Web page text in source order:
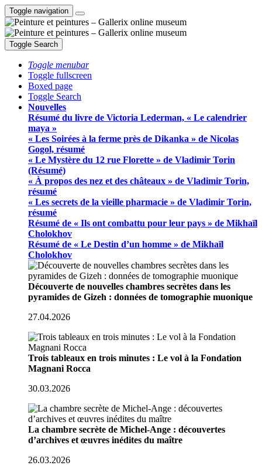
Toggle navigation
Toggle Search
Toggle menubar
Toggle fullscreen
Boxed page
Toggle Search
Nouvelles
Résumé du livre de Victoria Lederman, « Le calendrier
maya »
« Les Soirées à la ferme près de Dikanka » de Nicolas
Gogol, résumé
« Le Mystère du 12 rue Florette » de Vladimir Torin
(Résumé)
« À propos des nez et des châteaux » de Vladimir Torin,
résumé
« Les secrets de la vieille pharmacie » de Vladimir Torin,
résumé
Résumé de « Ils ont combattu pour leur pays » de Mikhaïl
Cholokhov
Résumé de « Le Destin d’un homme » de Mikhaïl
Cholokhov
Découverte de nouvelles chambres secrètes dans les
pyramides de Gizeh : données de tomographie muonique
27.04.2026
Trois tableaux en trois minutes : Le vol à la Fondation
Magnani Rocca
30.03.2026
La chambre secrète de Michel-Ange : découvertes
d’archives et œuvres inédites du maître
26.03.2026